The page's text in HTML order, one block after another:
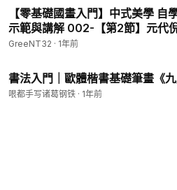
【零基礎國畫入門】中式美學 自
示範與講解 002-【第2節】元代
GreeNT32 · 1年前
書法入門｜歐體楷書基礎筆畫《
哏都手写诸葛钢铁 · 1年前